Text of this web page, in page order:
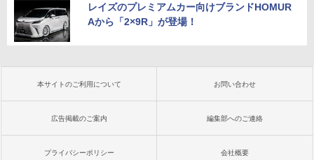
レイズのプレミアムカー向けブランドHOMUR
Aから「2×9R」が登場！
本サイトのご利用について お問い合わせ
広告掲載のご案内 編集部へのご連絡
プライバシーポリシー 会社概要